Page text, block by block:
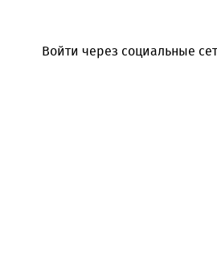
Войти через социальные